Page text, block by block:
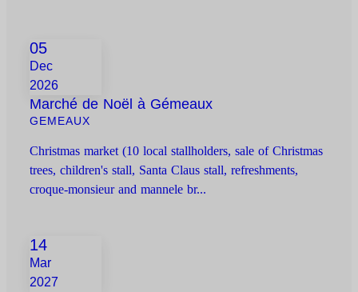
05
Dec
2026
Marché de Noël à Gémeaux
GEMEAUX
Christmas market (10 local stallholders, sale of Christmas
trees, children's stall, Santa Claus stall, refreshments,
croque-monsieur and mannele br...
14
Mar
2027